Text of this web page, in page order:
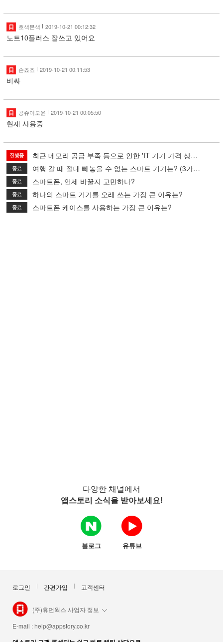
호색본색 2019-10-21 00:12:32
노트10플러스 잘쓰고 있어요
손쵸쵸 2019-10-21 00:11:53
비싸
공쥬이모윤 2019-10-21 00:05:50
현재 사용중
최근 메모리 공급 부족 등으로 인한 'IT 기기 가격 상승', 당신의 대책은?
여행 갈 때 절대 빼놓을 수 없는 스마트 기기는? (3가지 선택)
스마트폰, 언제 바꿀지 고민하나?
하나의 스마트 기기를 오래 쓰는 가장 큰 이유는?
스마트폰 케이스를 사용하는 가장 큰 이유는?
다양한 채널에서
앱스토리 소식을 받아보세요!
블로그 유튜브
로그인 간편가입 고객센터
(주)휴먼웍스 사업자 정보
E-mail :help@appstory.co.kr